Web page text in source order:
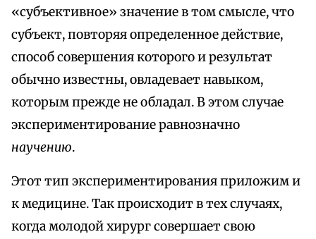
«субъективное» значение в том смысле, что
субъект, повторяя определенное действие,
способ совершения которого и результат
обычно известны, овладевает навыком,
которым прежде не обладал. В этом случае
экспериментирование равнозначно
научению.
Этот тип экспериментирования приложим и
к медицине. Так происходит в тех случаях,
когда молодой хирург совершает свою